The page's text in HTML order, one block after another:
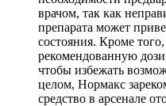
врачом, так как
препарата может
состояния. Кроме
рекомендованную
чтобы избежать
целом, Нормакс
средство в арсенале